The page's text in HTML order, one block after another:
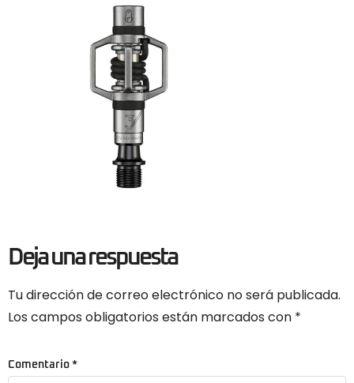
Deja una respuesta
Tu dirección de correo electrónico no será publicada.
Los campos obligatorios están marcados con *
Comentario *